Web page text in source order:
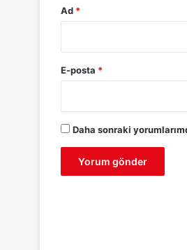
Ad *
E-posta *
Daha sonraki